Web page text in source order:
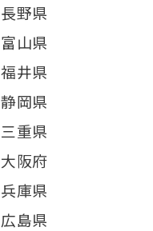
長野県
富山県
福井県
静岡県
三重県
大阪府
兵庫県
広島県